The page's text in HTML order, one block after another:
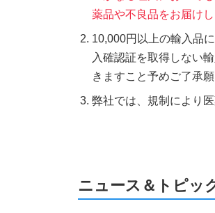
薬品や不良品をお届け
10,000円以上の輸入品
入確認証を取得しない
きますこと予めご了承願
弊社では、規制により
ニュース＆トピッ